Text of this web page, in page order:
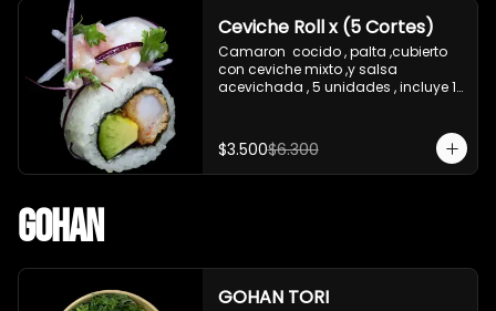
Ceviche Roll x (5 Cortes)
Camaron  cocido , palta ,cubierto
con ceviche mixto ,y salsa
acevichada , 5 unidades , incluye 1
$3.500$6.300
Gohan
GOHAN TORI